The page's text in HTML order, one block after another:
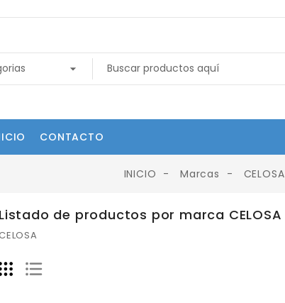
CONTACTO
INICIO Marcas CELOSA
Listado de productos por marca CELOSA